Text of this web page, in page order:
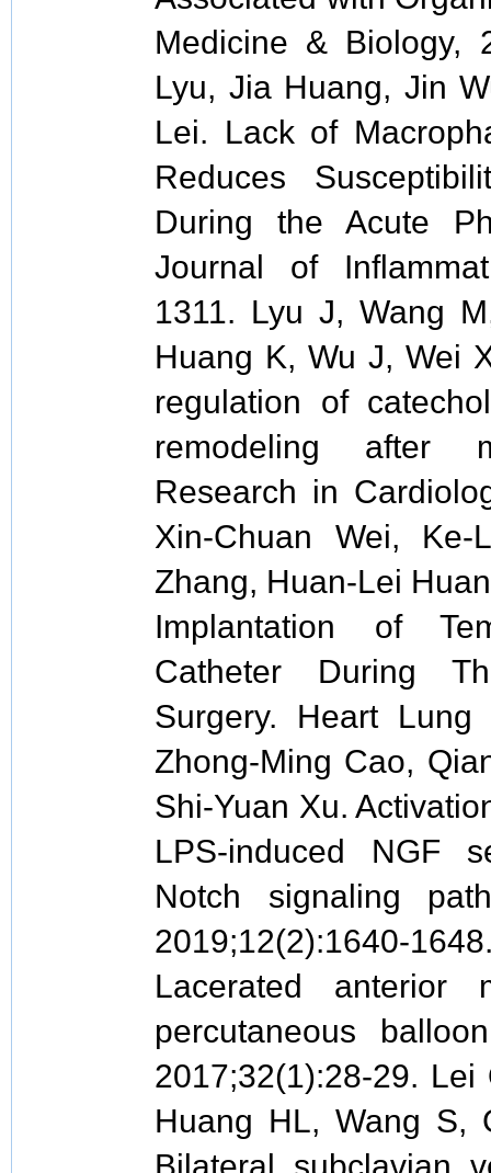
Medicine & Biology,
Lyu, Jia Huang, Jin
Lei. Lack of
Reduces
During the Acute
Journal of
1311. Lyu J, Wang
Huang K, Wu J, Wei
regulation of
remodeling after
Research in
Xin-Chuan Wei,
Zhang, Huan-Lei
Implantation of
Catheter During
Surgery. Heart Lung
Zhong-Ming Cao,
Shi-Yuan Xu.
LPS-induced NGF
Notch signaling
2019;12(2):1640-
Lacerated anterior
percutaneous
2017;32(1):28-29.
Huang HL, Wang S,